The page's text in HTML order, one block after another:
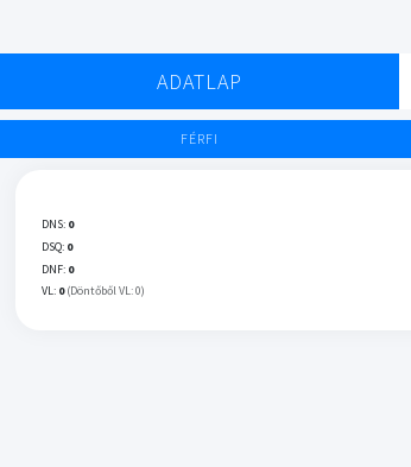
ADATLAP
FÉRFI
DNS: 0
DSQ: 0
DNF: 0
VL: 0 (Döntőből VL: 0)